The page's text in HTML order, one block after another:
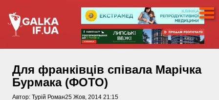
Для франківців співала Марічка
Бурмака (ФОТО)
Автор: Турій Роман25 Жов, 2014 21:15